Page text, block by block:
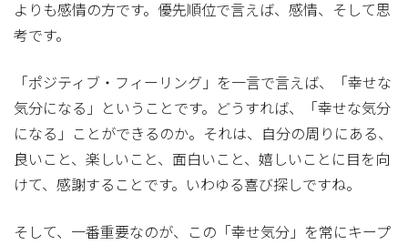
よりも感情の方です。優先順位で言えば、感情、そして思
考です。
「ポジティブ・フィーリング」を一言で言えば、「幸せな
気分になる」ということです。どうすれば、「幸せな気分
になる」ことができるのか。それは、自分の周りにある、
良いこと、楽しいこと、面白いこと、嬉しいことに目を向
けて、感謝することです。いわゆる喜び探しですね。
そして、一番重要なのが、この「幸せ気分」を常にキープ